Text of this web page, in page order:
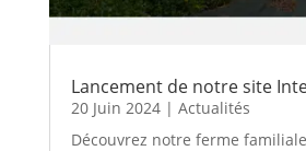
Lancement de notre site
20 Juin 2024| Actualités
Découvrez notre ferme